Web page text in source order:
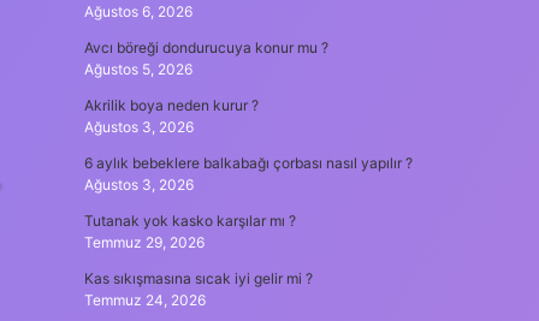
Ağustos 6, 2026
Avcı böreği dondurucuya konur mu ?
Ağustos 5, 2026
Akrilik boya neden kurur ?
Ağustos 3, 2026
6 aylık bebeklere balkabağı çorbası nasıl yapılır ?
Ağustos 3, 2026
Tutanak yok kasko karşılar mı ?
Temmuz 29, 2026
Kas sıkışmasına sıcak iyi gelir mi ?
Temmuz 24, 2026